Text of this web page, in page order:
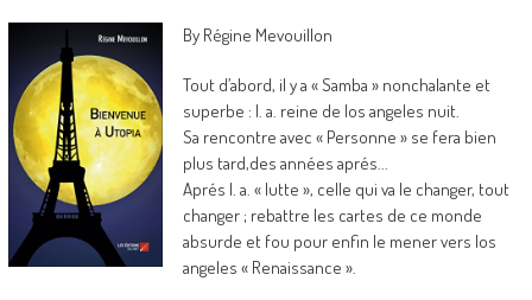
By Régine Mevouillon
Tout d’abord, il y a « Samba » nonchalante et
superbe : l. a. reine de los angeles nuit.
Sa rencontre avec « Personne » se fera bien
plus tard,des années aprés...
Aprés l. a. « lutte », celle qui va le changer, tout
changer ; rebattre les cartes de ce monde
absurde et fou pour enfin le mener vers los
angeles « Renaissance ».